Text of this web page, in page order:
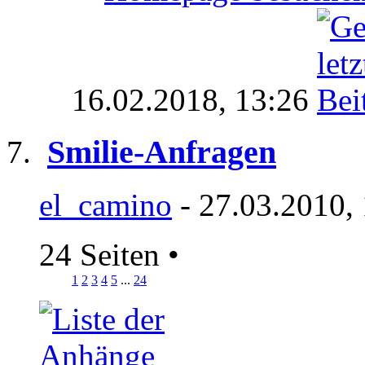
16.02.2018, 13:26
Smilie-Anfragen
el_camino -
24 Seiten •
1 2 3 4 5 ... 24